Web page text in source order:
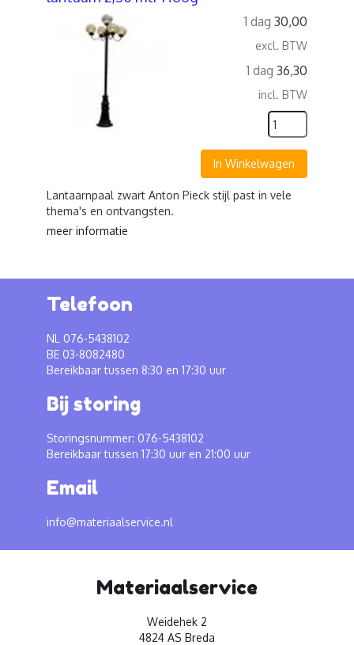
1 dag 30,00
excl. BTW
1 dag 36,30
incl. BTW
In Winkelwagen
Lantaarnpaal zwart Anton Pieck stijl past in vele
thema's en ontvangsten.
meer informatie
Telefoon
NL 076-5438102
BE 03-8082480
Bereikbaar tussen 8:30 en 17:30 uur
Bij storing
Storingsnummer: 076-5438102
Bereikbaar tussen 17:30 uur en 21:00 uur
Email
info@materiaalservice.nl
Materiaalservice
Weidehek 2
4824 AS Breda